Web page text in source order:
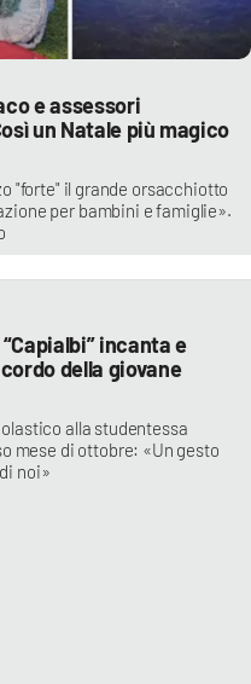
e assessori
un Natale più magico
"forte" il grande orsacchiotto
per bambini e famiglie».
incanta e
della giovane
alla studentessa
mese di ottobre: «Un gesto
noi»